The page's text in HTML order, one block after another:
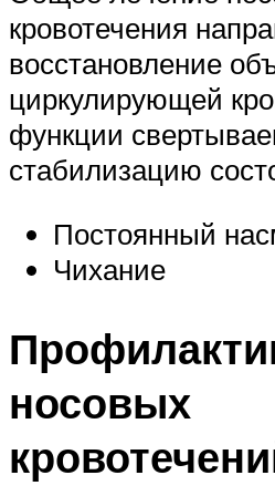
кровотечения
восстановление
циркулирующей
функции
стабилизацию
Постоянный
Чихание
носовых